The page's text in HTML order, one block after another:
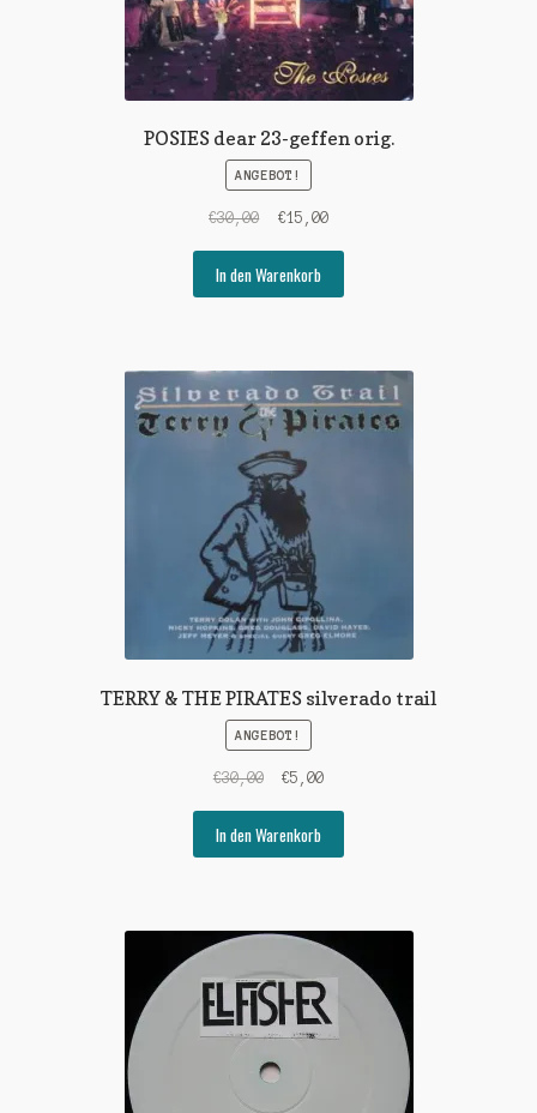
POSIES dear 23-geffen orig.
ANGEBOT!
€30,00
Ursprünglicher
war:
€30,00
€15,00Aktueller
€15,00.
In den Warenkorb
TERRY & THE PIRATES silverado trail
ANGEBOT!
€30,00
Ursprünglicher
war:
€30,00
€5,00Aktueller
€5,00.
In den Warenkorb